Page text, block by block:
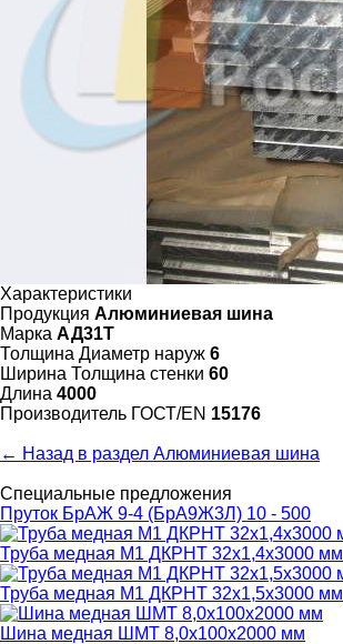
Характеристики
Продукция Алюминиевая шина
Марка АД31Т
Толщина Диаметр наруж 6
Ширина Толщина стенки 60
Длина 4000
Произво­дитель ГОСТ/EN 15176
← Назад в раздел Алюминиевая шина
Специальные предложения
Пруток БрАЖ 9-4 (БрА9Ж3Л) 10 - 500
Труба медная М1 ДКРНТ 32х1,4х3000 мм
Труба медная М1 ДКРНТ 32х1,5х3000 мм
Шина медная ШМТ 8,0х100х2000 мм